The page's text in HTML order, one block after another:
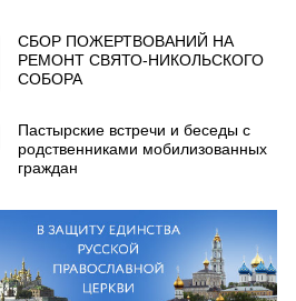
СБОР ПОЖЕРТВОВАНИЙ НА
РЕМОНТ СВЯТО-НИКОЛЬСКОГО
СОБОРА
Пастырские встречи и беседы с
родственниками мобилизованных
граждан